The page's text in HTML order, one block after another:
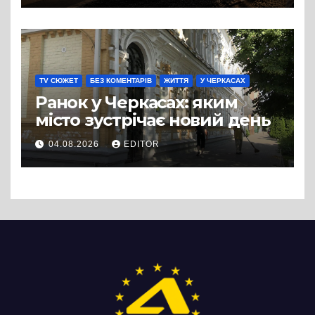
вулиці Надпільної
TV СЮЖЕТ БЕЗ КОМЕНТАРІВ ЖИТТЯ У ЧЕРКАСАХ
Ранок у Черкасах: яким
місто зустрічає новий день
04.08.2026 EDITOR